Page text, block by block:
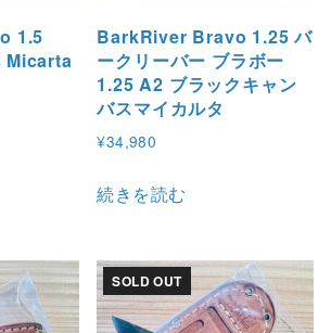
1.5
Micarta
BarkRiver Bravo 1.25 バ
ークリーバー ブラボー
1.25 A2 ブラックキャン
バスマイカルタ
¥34,980
続きを読む
SOLD OUT